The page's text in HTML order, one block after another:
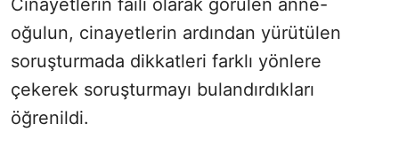
Cinayetlerin faili olarak görülen anne-
oğulun, cinayetlerin ardından yürütülen
soruşturmada dikkatleri farklı yönlere
çekerek soruşturmayı bulandırdıkları
öğrenildi.